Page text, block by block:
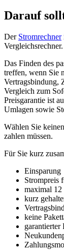
Darauf
Der Stromrechner
Das Finden des
treffen, wenn Sie
Vertragsbindung,
Vergleich zum
Preisgarantie ist
Umlagen sowie
Wählen Sie
zahlen müssen.
Für Sie kurz
Einsparung
Strompreis
maximal 12
kurz
keine
garantierter